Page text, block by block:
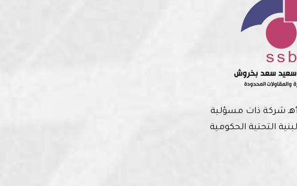
أنشئت شركتنا قبل عقدين من الزمان بمقرها الرئيسي بمكة المكرمة عام 1424هـ شركة ذات مسؤلية
التحتية الحكومية